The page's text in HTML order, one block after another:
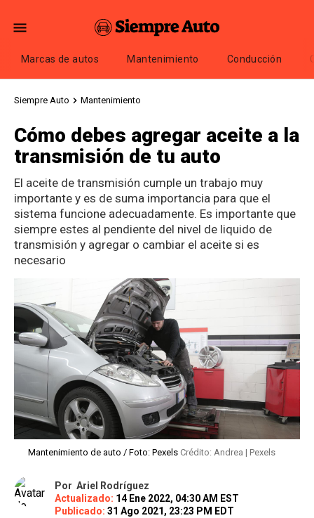
Marcas de autos Mantenimiento Conducción
Siempre Auto Mantenimiento
Cómo debes agregar aceite a la
transmisión de tu auto
El aceite de transmisión cumple un trabajo muy
importante y es de suma importancia para que el
sistema funcione adecuadamente. Es importante que
siempre estes al pendiente del nivel de liquido de
transmisión y agregar o cambiar el aceite si es
necesario
Mantenimiento de auto / Foto: Pexels Crédito: Andrea | Pexels
Por Ariel Rodríguez
Actualizado: 14 Ene 2022, 04:30 AM EST
Publicado: 31 Ago 2021, 23:23 PM EDT